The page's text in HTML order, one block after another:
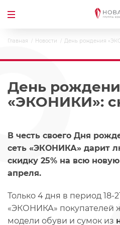
Главная Новости День рождения
День
«ЭКОНИКИ»:
В честь своего Дня
сеть «ЭКОНИКА» дарит
скидку 25% на всю
апреля.
Только 4 дня в период 18-
«ЭКОНИКА» покупателей
модели обуви и сумок из